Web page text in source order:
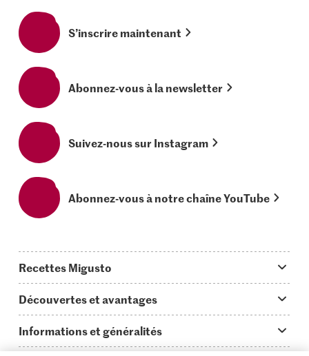
S’inscrire maintenant
Abonnez-vous à la newsletter
Suivez-nous sur Instagram
Abonnez-vous à notre chaîne YouTube
Recettes Migusto
Idées de menus
Plats principaux
Découvertes et avantages
On en parle...
Informations et généralités